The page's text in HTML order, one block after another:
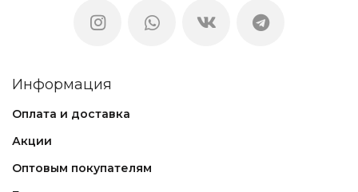
Информация
Оплата и доставка
Акции
Оптовым покупателям